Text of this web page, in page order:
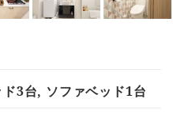
3台, ソファベッド1台